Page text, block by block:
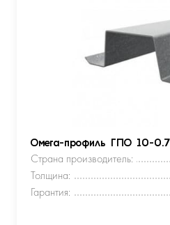
Омега-профиль ГПО 10-0.7
Страна производитель:
Толщина:
Гарантия: